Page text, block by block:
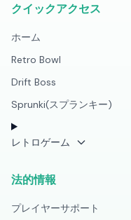
クイックアクセス
ホーム
Retro Bowl
Drift Boss
Sprunki(スプランキー)
レトロゲーム
法的情報
プレイヤーサポート